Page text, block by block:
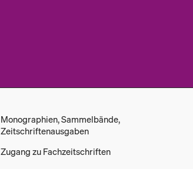
Monographien, Sammelbände,
Zeitschriftenausgaben
Zugang zu Fachzeitschriften